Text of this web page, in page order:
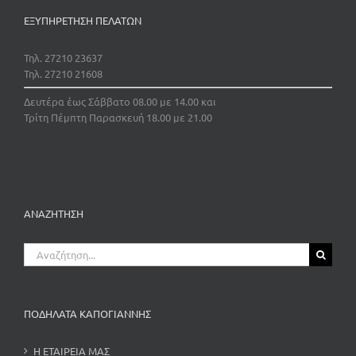
ΕΞΥΠΗΡΕΤΗΣΗ ΠΕΛΑΤΩΝ
Τηλ. 27210 23637
Τηλ. 27210 21608
Δευτέρα έως Σάββατο 08.00 με 14.00 και
Τρίτη Πέμπτη Παρασκευή 18.00 με 21.00
ΑΝΑΖΗΤΗΣΗ
Αναζήτηση
για:
ΠΟΔΗΛΑΤΑ ΚΑΠΟΓΙΑΝΝΗΣ
Η ΕΤΑΙΡΕΙΑ ΜΑΣ